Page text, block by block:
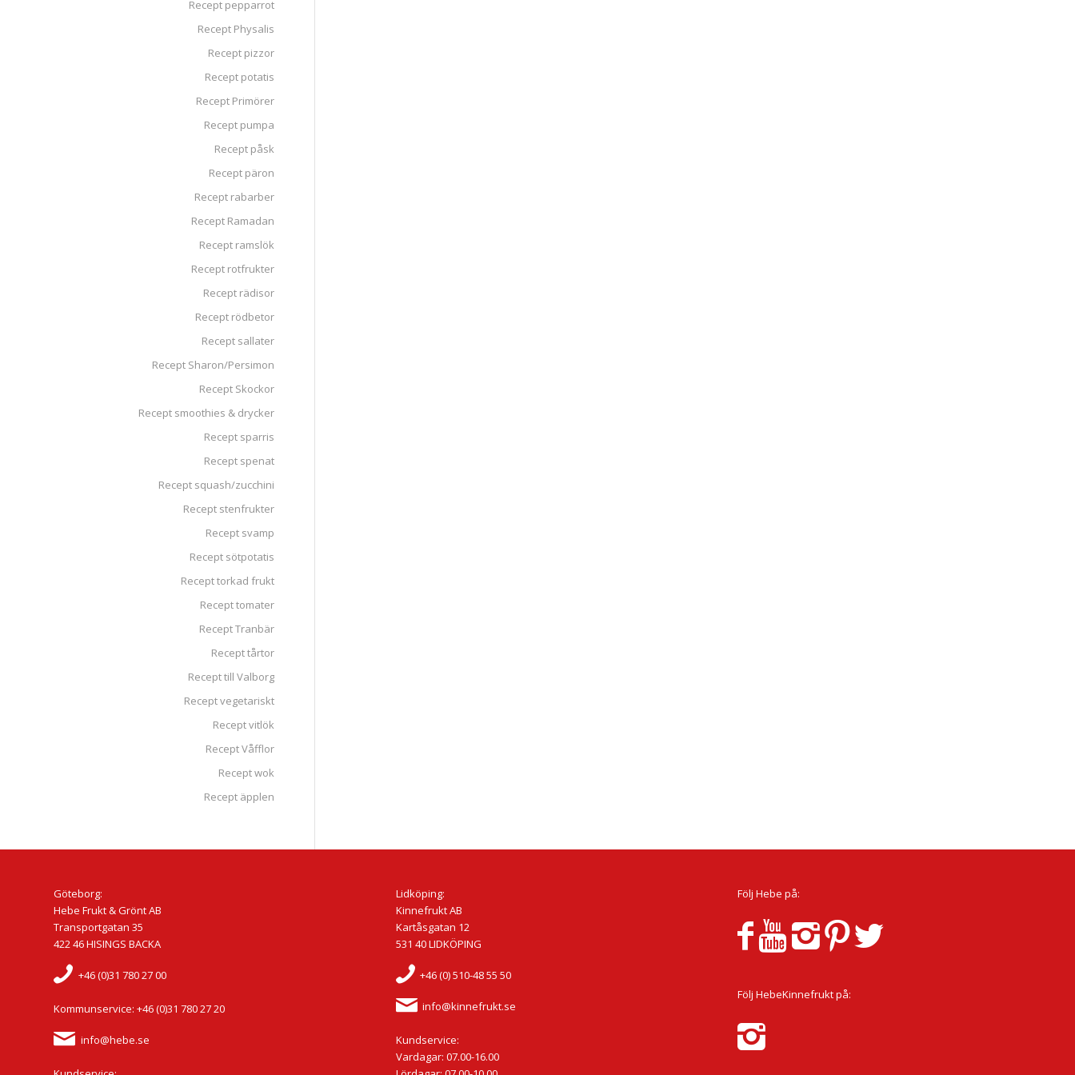
Recept pepparrot
Recept Physalis
Recept pizzor
Recept potatis
Recept Primörer
Recept pumpa
Recept påsk
Recept päron
Recept rabarber
Recept Ramadan
Recept ramslök
Recept rotfrukter
Recept rädisor
Recept rödbetor
Recept sallater
Recept Sharon/Persimon
Recept Skockor
Recept smoothies & drycker
Recept sparris
Recept spenat
Recept squash/zucchini
Recept stenfrukter
Recept svamp
Recept sötpotatis
Recept torkad frukt
Recept tomater
Recept Tranbär
Recept tårtor
Recept till Valborg
Recept vegetariskt
Recept vitlök
Recept Våfflor
Recept wok
Recept äpplen
Göteborg:
Hebe Frukt & Grönt AB
Transportgatan 35
422 46 HISINGS BACKA
+46 (0)31 780 27 00
Kommunservice: +46 (0)31 780 27 20
info@hebe.se
Lidköping:
Kinnefrukt AB
Kartåsgatan 12
531 40 LIDKÖPING
+46 (0) 510-48 55 50
info@kinnefrukt.se
Kundservice:
Vardagar: 07.00-16.00
Följ Hebe på:
Följ HebeKinnefrukt på: